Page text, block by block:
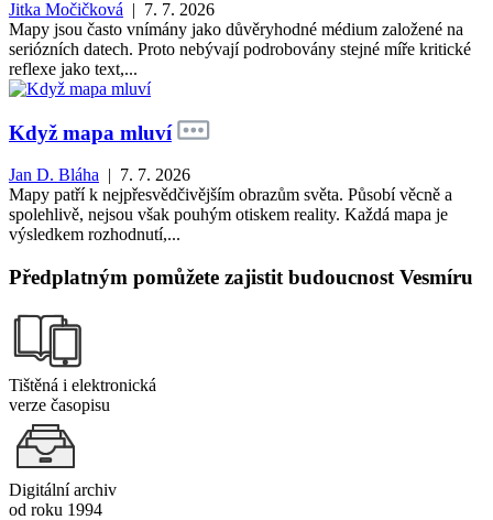
Jitka Močičková | 7. 7. 2026
Mapy jsou často vnímány jako důvěryhodné médium založené na
seriózních datech. Proto nebývají podrobovány stejné míře kritické
reflexe jako text,...
Když mapa mluví
Jan D. Bláha | 7. 7. 2026
Mapy patří k nejpřesvědčivějším obrazům světa. Působí věcně a
spolehlivě, nejsou však pouhým otiskem reality. Každá mapa je
výsledkem rozhodnutí,...
Předplatným pomůžete zajistit budoucnost Vesmíru
Tištěná i elektronická
verze časopisu
Digitální archiv
od roku 1994